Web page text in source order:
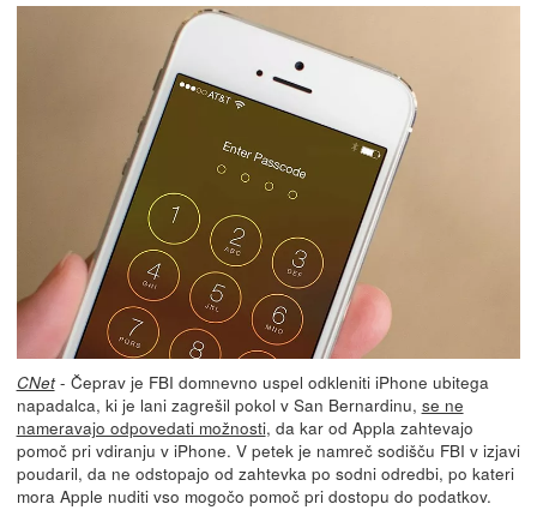
CNet- Čeprav je FBI domnevno uspel odkleniti iPhone ubitega
napadalca, ki je lani zagrešil pokol v San Bernardinu, se ne
nameravajo odpovedati možnosti, da kar od Appla zahtevajo
pomoč pri vdiranju v iPhone. V petek je namreč sodišču FBI v izjavi
poudaril, da ne odstopajo od zahtevka po sodni odredbi, po kateri
mora Apple nuditi vso mogočo pomoč pri dostopu do podatkov.